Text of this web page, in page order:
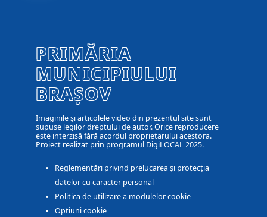
PRIMĂRIA
MUNICIPIULUI
BRAȘOV
Imaginile și articolele video din prezentul site sunt
supuse legilor dreptului de autor. Orice reproducere
este interzisă fără acordul proprietarului acestora.
Proiect realizat prin programul DigiLOCAL 2025.
Reglementări privind prelucarea și protecția
datelor cu caracter personal
Politica de utilizare a modulelor cookie
Optiuni cookie